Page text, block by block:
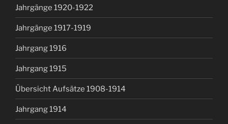
Jahrgänge 1920-1922
Jahrgänge 1917-1919
Jahrgang 1916
Jahrgang 1915
Übersicht Aufsätze 1908-1914
Jahrgang 1914